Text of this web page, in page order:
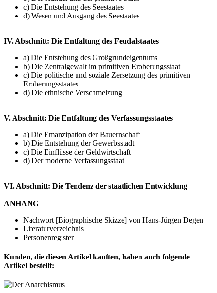
c) Die Entstehung des Seestaates
d) Wesen und Ausgang des Seestaates
IV. Abschnitt: Die Entfaltung des Feudalstaates
a) Die Entstehung des Großgrundeigentums
b) Die Zentralgewalt im primitiven Eroberungsstaat
c) Die politische und soziale Zersetzung des primitiven
Eroberungsstaates
d) Die ethnische Verschmelzung
V. Abschnitt: Die Entfaltung des Verfassungsstaates
a) Die Emanzipation der Bauernschaft
b) Die Entstehung der Gewerbsstadt
c) Die Einflüsse der Geldwirtschaft
d) Der moderne Verfassungsstaat
VI. Abschnitt: Die Tendenz der staatlichen Entwicklung
ANHANG
Nachwort [Biographische Skizze] von Hans-Jürgen Degen
Literaturverzeichnis
Personenregister
Kunden, die diesen Artikel kauften, haben auch folgende
Artikel bestellt: